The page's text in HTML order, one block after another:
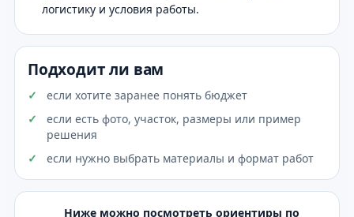
логистику и условия работы.
Подходит ли вам
если хотите заранее понять бюджет
если есть фото, участок, размеры или пример
решения
если нужно выбрать материалы и формат работ
Ниже можно посмотреть ориентиры по